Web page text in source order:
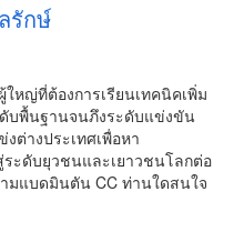
รักษ์
หญ่ที่ต้องการเรียนเทคนิคเพิ่ม
บพื้นฐานจนภึงระดับแข่งขัน
ต่างประเทศเพื่อหา
ะดับยุวชนและเยาวชนโลกต่อ
มแบดมินตัน CC ท่านใดสนใจ